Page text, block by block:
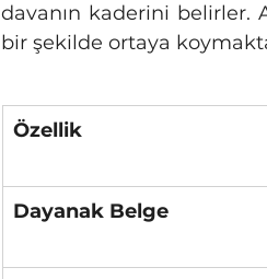
davanın kaderini belirler.
bir şekilde ortaya
Özellik
Dayanak Belge